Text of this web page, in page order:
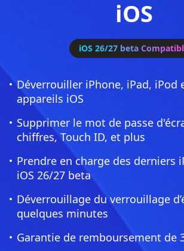
iOS
iOS 26/27 beta
Déverrouiller iPhone, iPad, iPod
appareils iOS
Supprimer le mot de passe
chiffres, Touch ID, et plus
Prendre en charge des derniers
iOS 26/27 beta
Déverrouillage du verrouillage
quelques minutes
Garantie de remboursement de